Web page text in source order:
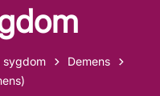
sygdom Tilbage til
Demens